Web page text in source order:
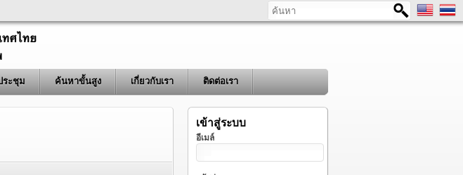
ค้นหา
ระชุม ค้นหาขั้นสูง เกี่ยวกับเรา ติดต่อเรา
เข้าสู่ระบบ
อีเมล์